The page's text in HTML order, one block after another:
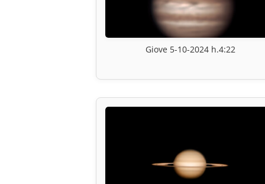
Giove 5-10-2024 h.4:22